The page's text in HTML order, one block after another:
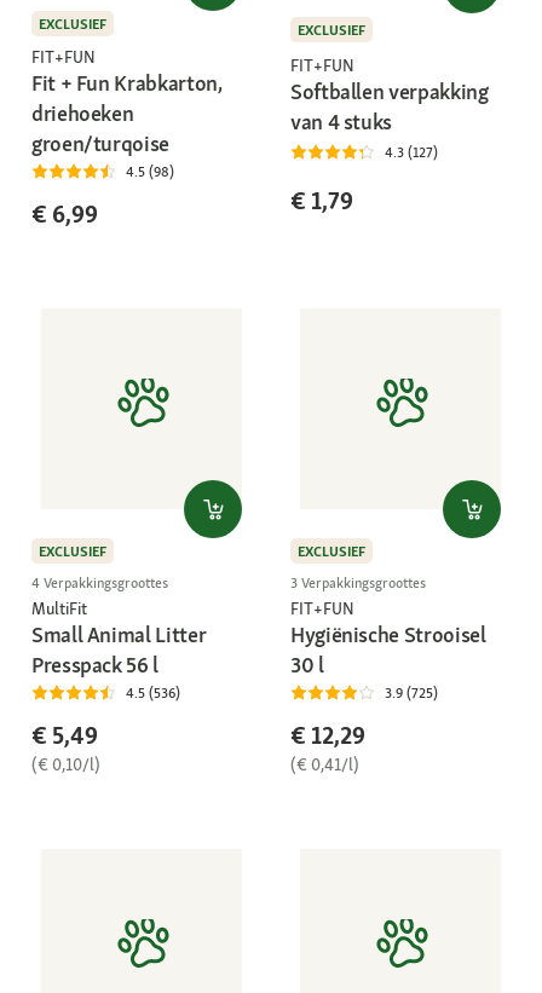
EXCLUSIEF
FIT+FUN
Fit + Fun Krabkarton,
driehoeken
groen/turqoise
4.5 (98)
€ 6,99
EXCLUSIEF
FIT+FUN
Softballen verpakking
van 4 stuks
4.3 (127)
€ 1,79
EXCLUSIEF
4 Verpakkingsgroottes
MultiFit
Small Animal Litter
Presspack 56 l
4.5 (536)
€ 5,49
(€ 0,10/l)
EXCLUSIEF
3 Verpakkingsgroottes
FIT+FUN
Hygiënische Strooisel
30 l
3.9 (725)
€ 12,29
(€ 0,41/l)